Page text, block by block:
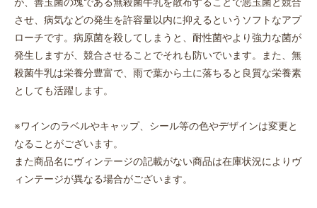
お買い物を続ける カートへ進む
させ、病気などの発生を許容量以内に抑えるというソフトなアプ
ローチです。病原菌を殺してしまうと、耐性菌やより強力な菌が
発生しますが、競合させることでそれも防いでいます。また、無
殺菌牛乳は栄養分豊富で、雨で葉から土に落ちると良質な栄養素
としても活躍します。
※ワインのラベルやキャップ、シール等の色やデザインは変更と
なることがございます。
また商品名にヴィンテージの記載がない商品は在庫状況によりヴ
ィンテージが異なる場合がございます。